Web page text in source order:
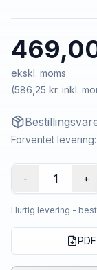
ekskl. moms
(586,25 kr. inkl.
Forventet
- 1 +
Hurtig levering -
PDF